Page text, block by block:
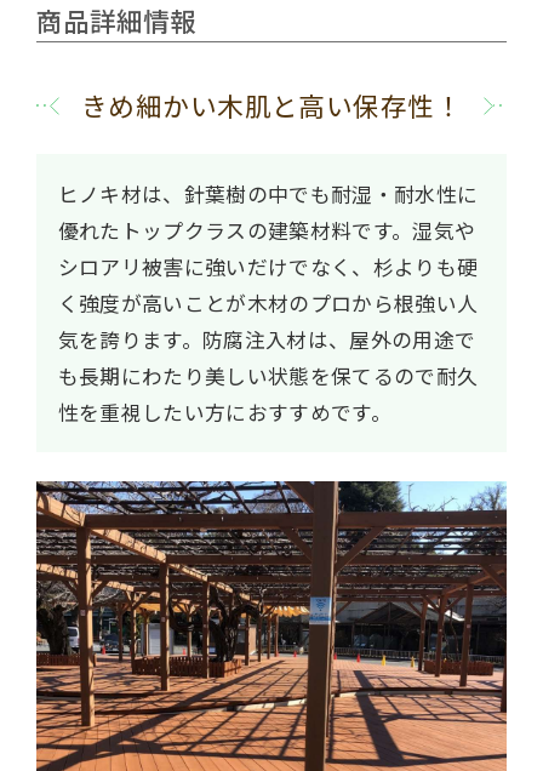
商品詳細情報
きめ細かい木肌と高い保存性！
ヒノキ材は、針葉樹の中でも耐湿・耐水性に
優れたトップクラスの建築材料です。湿気や
シロアリ被害に強いだけでなく、杉よりも硬
く強度が高いことが木材のプロから根強い人
気を誇ります。防腐注入材は、屋外の用途で
も長期にわたり美しい状態を保てるので耐久
性を重視したい方におすすめです。